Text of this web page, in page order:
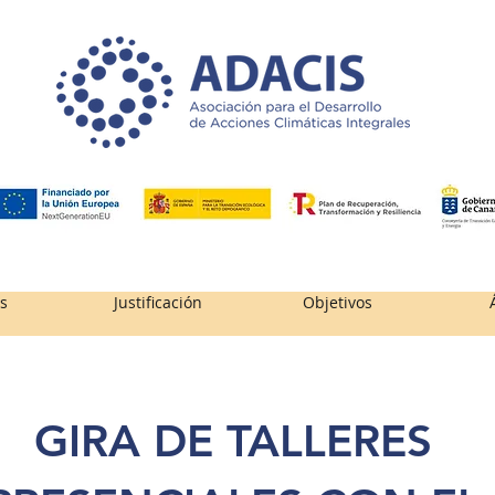
Justificación Objetivos
GIRA DE TALLERES